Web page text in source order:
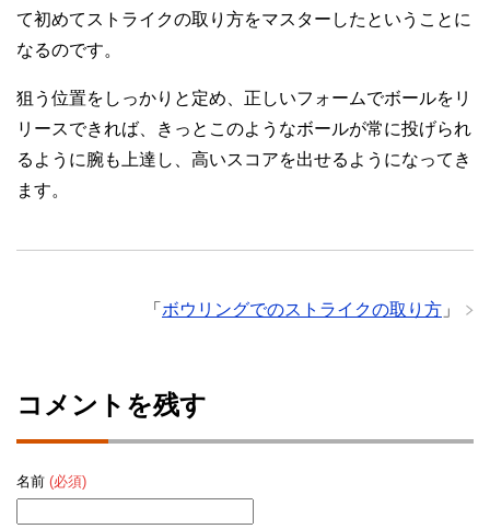
て初めてストライクの取り方をマスターしたということに
なるのです。
狙う位置をしっかりと定め、正しいフォームでボールをリ
リースできれば、きっとこのようなボールが常に投げられ
るように腕も上達し、高いスコアを出せるようになってき
ます。
「 ボウリングでのストライクの取り方 」
コメントを残す
名前 (必須)